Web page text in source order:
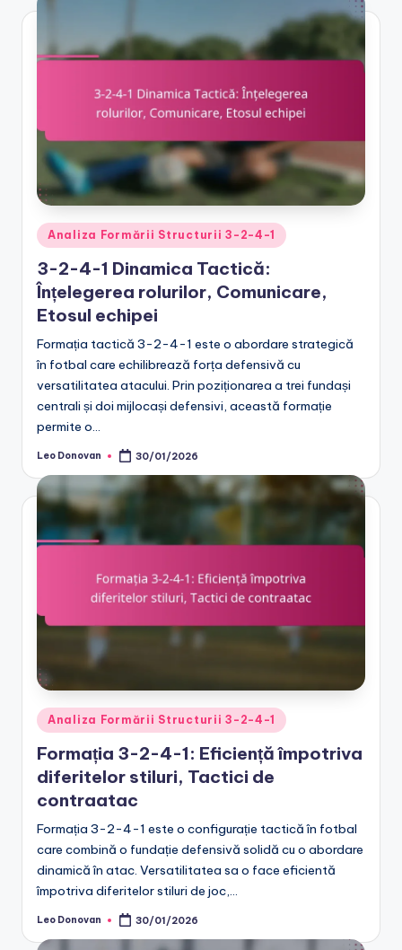
Posted
in
Analiza Formării Structurii 3-2-4-1
3-2-4-1 Dinamica Tactică:
Înțelegerea rolurilor, Comunicare,
Etosul echipei
Formația tactică 3-2-4-1 este o abordare strategică
în fotbal care echilibrează forța defensivă cu
versatilitatea atacului. Prin poziționarea a trei fundași
centrali și doi mijlocași defensivi, această formație
permite o…
Posted
Leo Donovan 30/01/2026
Posted
in
Analiza Formării Structurii 3-2-4-1
Formația 3-2-4-1: Eficiență împotriva
diferitelor stiluri, Tactici de
contraatac
Formația 3-2-4-1 este o configurație tactică în fotbal
care combină o fundație defensivă solidă cu o abordare
dinamică în atac. Versatilitatea sa o face eficientă
împotriva diferitelor stiluri de joc,…
Posted
Leo Donovan 30/01/2026